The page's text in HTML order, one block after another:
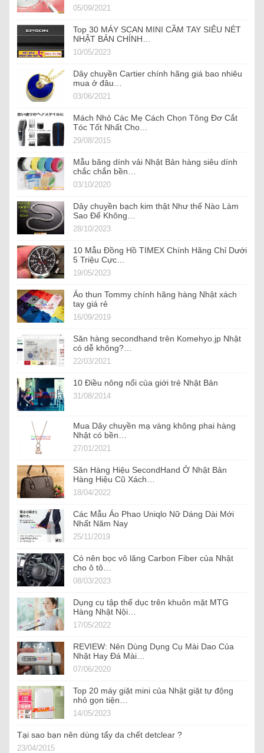
05/09/2021
Top 30 MÁY SCAN MINI CẦM TAY SIÊU NÉT
NHẬT BẢN CHÍNH…
10/05/2023
Dây chuyền Cartier chính hãng giá bao nhiêu
mua ở đâu…
03/06/2021
Mách Nhỏ Các Mẹ Cách Chọn Tông Đơ Cắt
Tóc Tốt Nhất Cho…
29/08/2015
Mẫu băng dính vải Nhật Bản hàng siêu dính
chắc chắn bền…
03/10/2020
Dây chuyền bạch kim thật Như thế Nào Làm
Sao Để Không…
28/10/2023
10 Mẫu Đồng Hồ TIMEX Chính Hãng Chỉ Dưới
5 Triệu Cực…
19/05/2023
Áo thun Tommy chính hãng hàng Nhật xách
tay giá rẻ
16/09/2019
Săn hàng secondhand trên Komehyo.jp Nhật
có dễ không?…
22/03/2021
10 Điều nông nổi của giới trẻ Nhật Bản
31/08/2014
Mua Dây chuyền mạ vàng không phai hàng
Nhật có bền…
27/01/2021
Săn Hàng Hiệu SecondHand Ở Nhật Bản
Hàng Hiệu Cũ Xách…
18/04/2022
Các Mẫu Áo Phao Uniqlo Nữ Dáng Dài Mới
Nhất Năm Nay
25/11/2019
Có nên bọc vô lăng Carbon Fiber của Nhật
cho ô tô…
08/03/2023
Dụng cụ tập thể dục trên khuôn mặt MTG
Hàng Nhật Nội…
17/05/2022
REVIEW: Nên Dùng Dụng Cụ Mài Dao Của
Nhật Hay Đá Mài…
07/06/2020
Top 20 máy giặt mini của Nhật giặt tự động
nhỏ gọn tiện…
14/05/2023
Tại sao bạn nên dùng tẩy da chết detclear ?
23/04/2015